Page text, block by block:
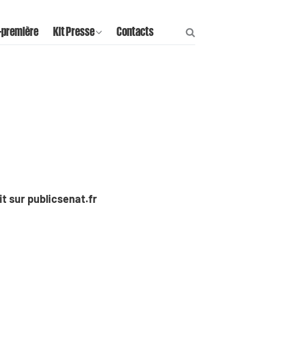
Kit Presse Contacts
sur publicsenat.fr